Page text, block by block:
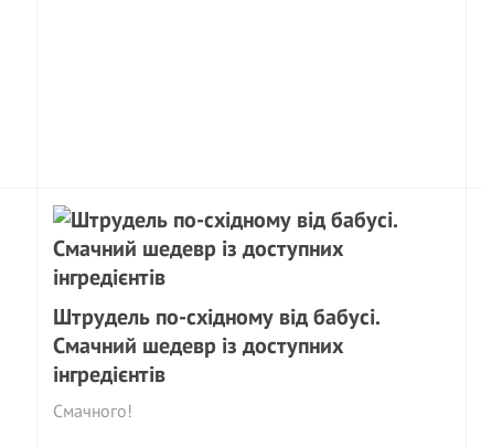
Штрудель по-східному від бабусі.
Смачний шедевр із доступних
інгредієнтів
Смачного!